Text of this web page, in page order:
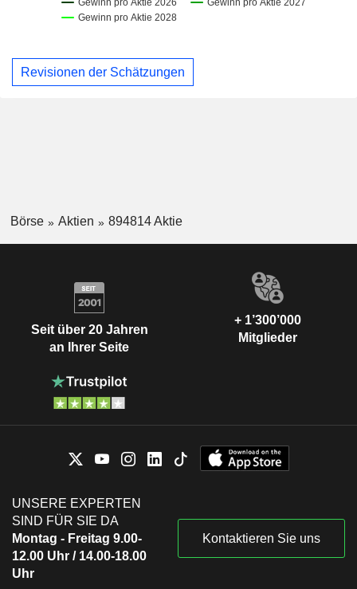
Revisionen der Schätzungen
Börse Aktien 894814 Aktie
Seit über 20 Jahren
an Ihrer Seite
+ 1’300’000
Mitglieder
UNSERE EXPERTEN
SIND FÜR SIE DA
Montag - Freitag 9.00-
12.00 Uhr / 14.00-18.00
Uhr
Kontaktieren Sie uns